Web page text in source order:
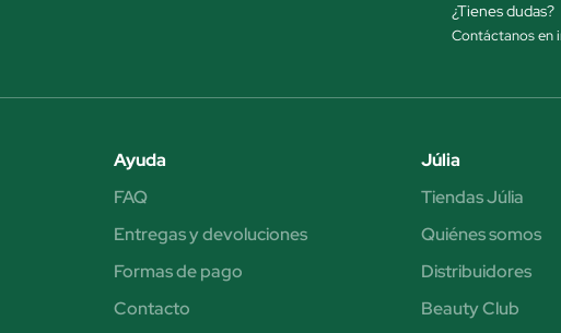
¿Tienes dudas?
Contáctanos en
Ayuda
FAQ
Entregas y devoluciones
Formas de pago
Contacto
Júlia
Tiendas Júlia
Quiénes somos
Distribuidores
Beauty Club